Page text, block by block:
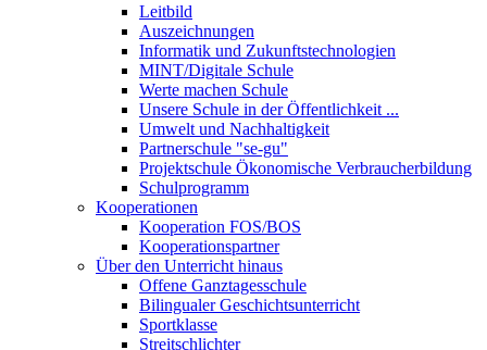
Leitbild
Auszeichnungen
Informatik und Zukunftstechnologien
MINT/Digitale Schule
Werte machen Schule
Unsere Schule in der Öffentlichkeit ...
Umwelt und Nachhaltigkeit
Partnerschule "se-gu"
Projektschule Ökonomische Verbraucherbildung
Schulprogramm
Kooperationen
Kooperation FOS/BOS
Kooperationspartner
Über den Unterricht hinaus
Offene Ganztagesschule
Bilingualer Geschichtsunterricht
Sportklasse
Streitschlichter